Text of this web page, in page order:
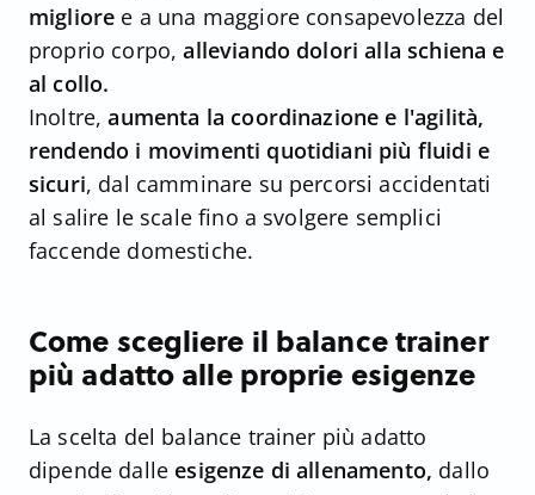
migliore e a una maggiore consapevolezza del
proprio corpo,alleviando dolori alla schiena e
al collo.
Inoltre,aumenta la coordinazione e l'agilità,
rendendo i movimenti quotidiani più fluidi e
sicuri, dal camminare su percorsi accidentati
al salire le scale fino a svolgere semplici
faccende domestiche.
Come scegliere il balance trainer
più adatto alle proprie esigenze
La scelta del balance trainer più adatto
dipende dalle esigenze di allenamento, dallo